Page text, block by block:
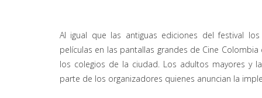
Al igual que las antiguas ediciones del festival
películas en las pantallas grandes de Cine
los colegios de la ciudad. Los adultos mayores y
parte de los organizadores quienes anuncian la